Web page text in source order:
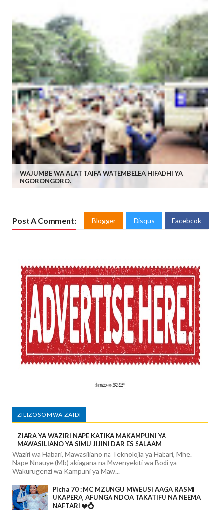
WAJUMBE WA ALAT TAIFA WATEMBELEA HIFADHI YA
NGORONGORO.
Post A Comment: Blogger Disqus Facebook
ZILIZOSOMWA ZAIDI
ZIARA YA WAZIRI NAPE KATIKA MAKAMPUNI YA
MAWASILIANO YA SIMU JIJINI DAR ES SALAAM
Waziri wa Habari, Mawasiliano na Teknolojia ya Habari, Mhe.
Nape Nnauye (Mb) akiagana na Mwenyekiti wa Bodi ya
Wakurugenzi wa Kampuni ya Maw...
Picha 70 : MC MZUNGU MWEUSI AAGA RASMI
UKAPERA, AFUNGA NDOA TAKATIFU NA NEEMA
NAFTARI ❤️💍